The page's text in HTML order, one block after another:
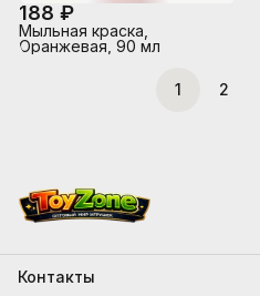
188 ₽
Мыльная краска,
Оранжевая, 90 мл
1 2
Контакты